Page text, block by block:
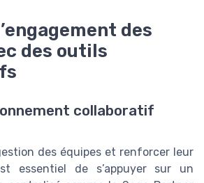
des
des outils
collaboratif
des équipes et renforcer leur
essentiel de s’appuyer sur un